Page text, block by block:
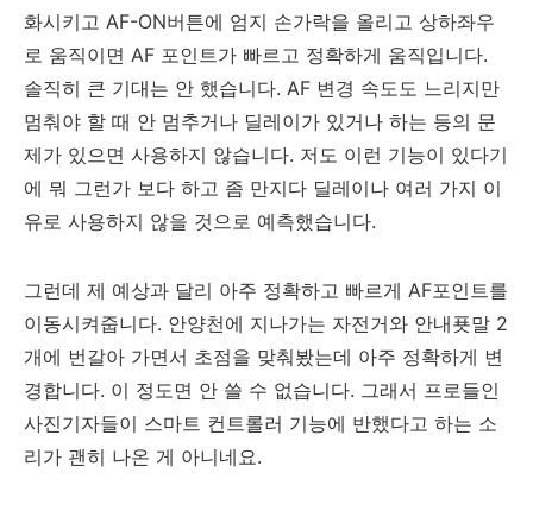
화시키고 AF-ON버튼에 엄지 손가락을 올리고 상하좌우
로 움직이면 AF 포인트가 빠르고 정확하게 움직입니다.
솔직히 큰 기대는 안 했습니다. AF 변경 속도도 느리지만
멈춰야 할 때 안 멈추거나 딜레이가 있거나 하는 등의 문
제가 있으면 사용하지 않습니다. 저도 이런 기능이 있다기
에 뭐 그런가 보다 하고 좀 만지다 딜레이나 여러 가지 이
유로 사용하지 않을 것으로 예측했습니다.
그런데 제 예상과 달리 아주 정확하고 빠르게 AF포인트를
이동시켜줍니다. 안양천에 지나가는 자전거와 안내푯말 2
개에 번갈아 가면서 초점을 맞춰봤는데 아주 정확하게 변
경합니다. 이 정도면 안 쓸 수 없습니다. 그래서 프로들인
사진기자들이 스마트 컨트롤러 기능에 반했다고 하는 소
리가 괜히 나온 게 아니네요.